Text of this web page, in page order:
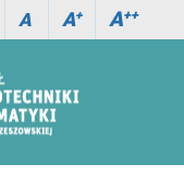
A A+ A++